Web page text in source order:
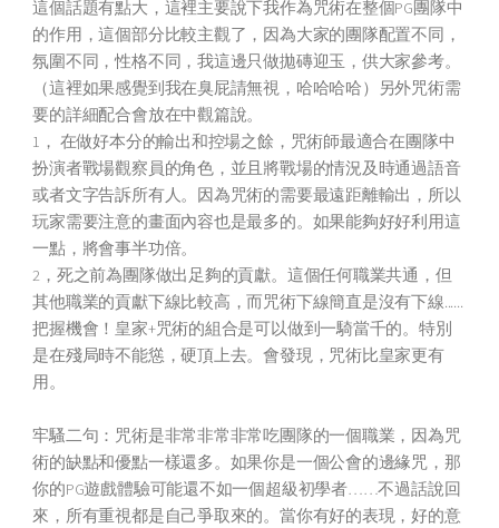
這個話題有點大，這裡主要說下我作為咒術在整個PG團隊中
的作用，這個部分比較主觀了，因為大家的團隊配置不同，
氛圍不同，性格不同，我這邊只做拋磚迎玉，供大家參考。
（這裡如果感覺到我在臭屁請無視，哈哈哈哈）另外咒術需
要的詳細配合會放在中觀篇說。
1， 在做好本分的輸出和控場之餘，咒術師最適合在團隊中
扮演者戰場觀察員的角色，並且將戰場的情況及時通過語音
或者文字告訴所有人。因為咒術的需要最遠距離輸出，所以
玩家需要注意的畫面內容也是最多的。如果能夠好好利用這
一點，將會事半功倍。
2，死之前為團隊做出足夠的貢獻。這個任何職業共通，但
其他職業的貢獻下線比較高，而咒術下線簡直是沒有下線......
把握機會！皇家+咒術的組合是可以做到一騎當千的。特別
是在殘局時不能慫，硬頂上去。會發現，咒術比皇家更有
用。
牢騷二句：咒術是非常非常非常吃團隊的一個職業，因為咒
術的缺點和優點一樣還多。如果你是一個公會的邊緣咒，那
你的PG遊戲體驗可能還不如一個超級初學者……不過話說回
來，所有重視都是自己爭取來的。當你有好的表現，好的意